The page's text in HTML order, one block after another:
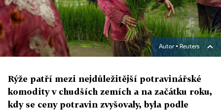
Autor ▪ Reuters
Rýže patří mezi nejdůležitější potravinářské
komodity v chudších zemích a na začátku roku,
kdy se ceny potravin zvyšovaly, byla podle